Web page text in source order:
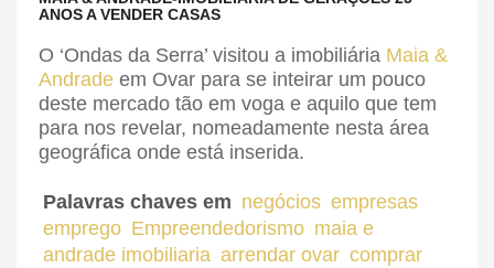
ANOS A VENDER CASAS
O ‘Ondas da Serra’ visitou a imobiliária Maia &
Andrade em Ovar para se inteirar um pouco
deste mercado tão em voga e aquilo que tem
para nos revelar, nomeadamente nesta área
geográfica onde está inserida.
Palavras chaves em negócios empresas
emprego Empreendedorismo maia e
andrade imobiliaria arrendar ovar comprar